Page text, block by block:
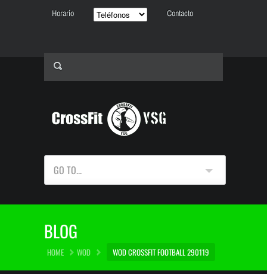
Horario Contacto
GO TO...
BLOG
HOME WOD WOD CROSSFIT FOOTBALL 290119